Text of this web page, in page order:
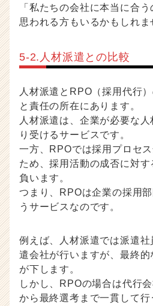
「私たちの会社に本当に合
思われる方もいるかもしれま
5-2.人材派遣との比較
人材派遣とRPO（採用代行
と責任の所在にあります。
人材派遣は、企業が必要な
り受けるサービスです。
一方、RPOでは採用プロセ
ため、採用活動の成否に対
負います。
つまり、RPOは企業の採用
うサービスなのです。
例えば、人材派遣では派遣
遣会社が行いますが、最終的
が下します。
しかし、RPOの場合は代行
から最終選考まで一貫して行